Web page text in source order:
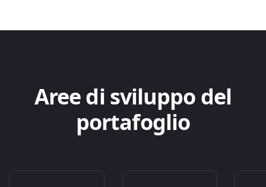
Aree di sviluppo del
portafoglio